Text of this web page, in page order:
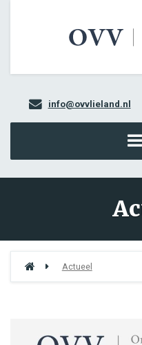
info@ovvlieland.nl
Actueel